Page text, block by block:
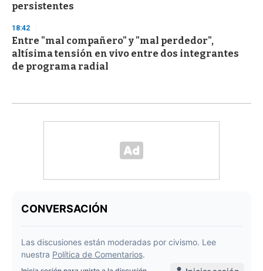
persistentes
18:42
Entre "mal compañero" y "mal perdedor",
altísima tensión en vivo entre dos integrantes
de programa radial